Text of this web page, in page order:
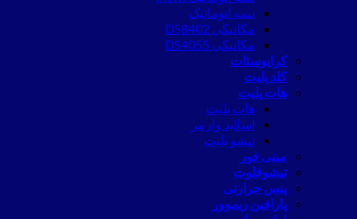
نیمه اتوماتیک
مکانیکی DS8402
مکانیکی DS4055
کرایوستات
کلد پلیت
هات پلیت
هات پلیت
اسلاید وارمر
تیشو پلیت
مینی فور
تیشوفلوت
پنس حرارتی
پارافین ریموور